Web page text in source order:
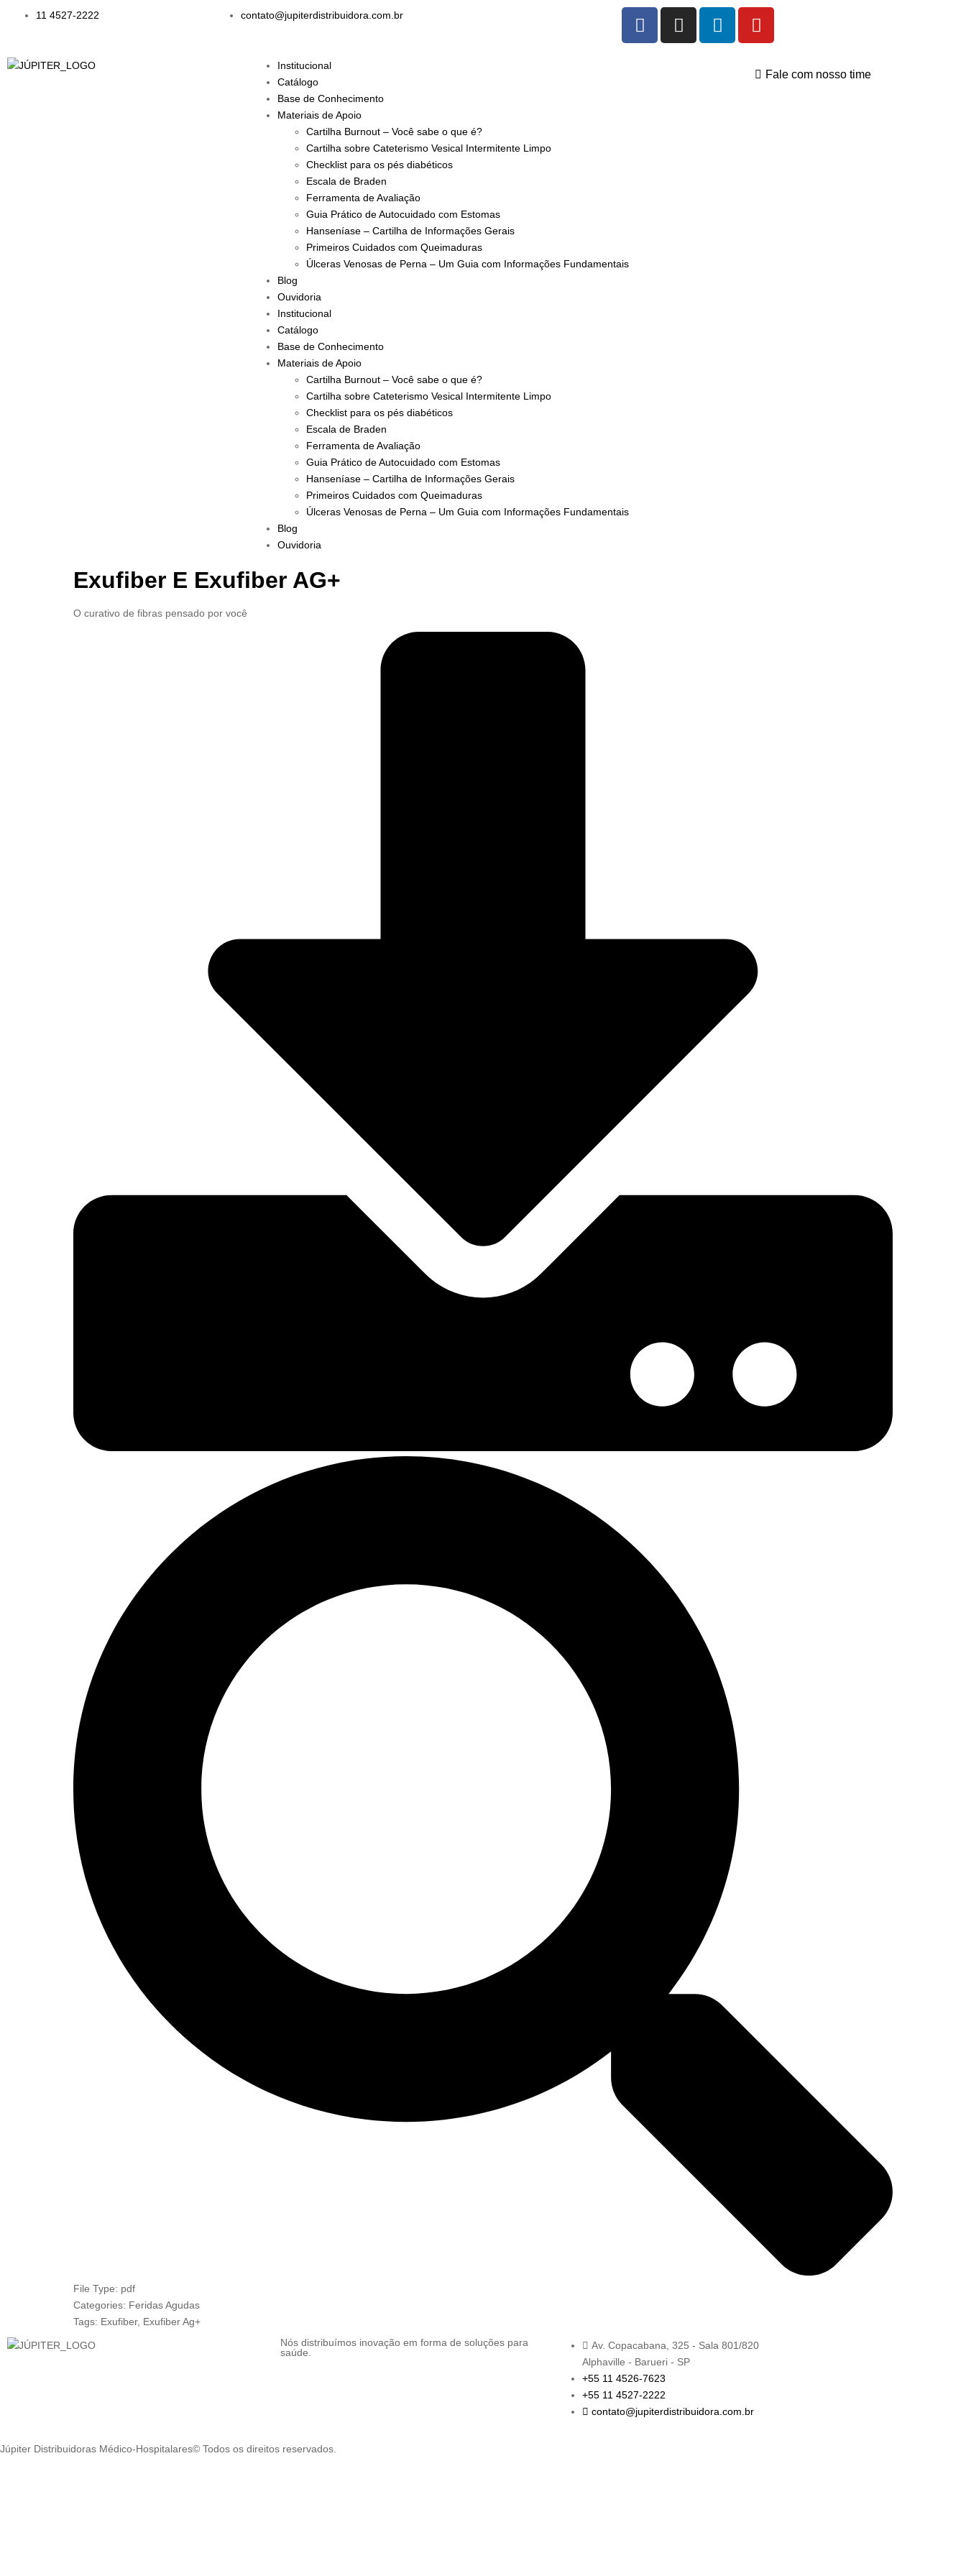
11 4527-2222 contato@jupiterdistribuidora.com.br
Institucional
Catálogo
Base de Conhecimento
Materiais de Apoio
Cartilha Burnout – Você sabe o que é?
Cartilha sobre Cateterismo Vesical Intermitente Limpo
Checklist para os pés diabéticos
Escala de Braden
Ferramenta de Avaliação
Guia Prático de Autocuidado com Estomas
Hanseníase – Cartilha de Informações Gerais
Primeiros Cuidados com Queimaduras
Úlceras Venosas de Perna – Um Guia com Informações Fundamentais
Blog
Ouvidoria
Institucional
Catálogo
Base de Conhecimento
Materiais de Apoio
Cartilha Burnout – Você sabe o que é?
Cartilha sobre Cateterismo Vesical Intermitente Limpo
Checklist para os pés diabéticos
Escala de Braden
Ferramenta de Avaliação
Guia Prático de Autocuidado com Estomas
Hanseníase – Cartilha de Informações Gerais
Primeiros Cuidados com Queimaduras
Úlceras Venosas de Perna – Um Guia com Informações Fundamentais
Blog
Ouvidoria
Fale com nosso time
Exufiber E Exufiber AG+
O curativo de fibras pensado por você
File Type: pdf
Categories: Feridas Agudas
Tags: Exufiber, Exufiber Ag+
Nós distribuímos inovação em forma de soluções para
saúde.
Av. Copacabana, 325 - Sala 801/820
Alphaville - Barueri - SP
+55 11 4526-7623
+55 11 4527-2222
contato@jupiterdistribuidora.com.br
Júpiter Distribuidoras Médico-Hospitalares© Todos os direitos reservados.